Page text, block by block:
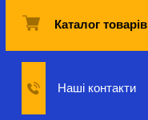
Каталог товарів
Наші контакти